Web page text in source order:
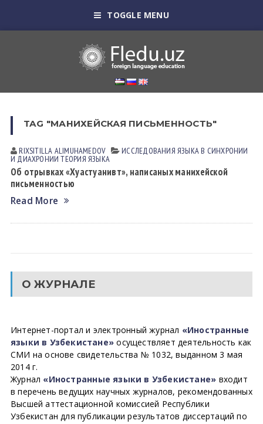
TOGGLE MENU
TAG "МАНИХЕЙСКАЯ ПИСЬМЕННОСТЬ"
RIXSITILLA АLIMUHАMEDOV ИССЛЕДОВАНИЯ ЯЗЫКА В СИНХРОНИИ
И ДИАХРОНИИ ТЕОРИЯ ЯЗЫКА
Об отрывках «Хуастуанивт», написаных манихейской
письменностью
Read More
О ЖУРНАЛЕ
Интернет-портал и электронный журнал «Иностранные
языки в Узбекистане» осуществляет деятельность как
СМИ на основе свидетельства № 1032, выданном 3 мая
2014 г.
Журнал «Иностранные языки в Узбекистане» входит
в перечень ведущих научных журналов, рекомендованных
Высшей аттестационной комиссией Республики
Узбекистан для публикации результатов диссертаций по